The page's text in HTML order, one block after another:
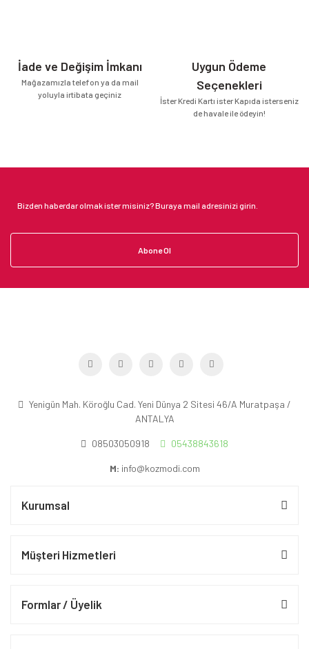
İade ve Değişim İmkanı
Mağazamızla telefon ya da mail
yoluyla irtibata geçiniz
Uygun Ödeme
Seçenekleri
İster Kredi Kartı ister Kapıda isterseniz
de havale ile ödeyin!
Abone Ol
Yenigün Mah. Köroğlu Cad. Yeni Dünya 2 Sitesi 46/A Muratpaşa /
ANTALYA
08503050918 05438843618
M: info@kozmodi.com
Kurumsal
Müşteri Hizmetleri
Formlar / Üyelik